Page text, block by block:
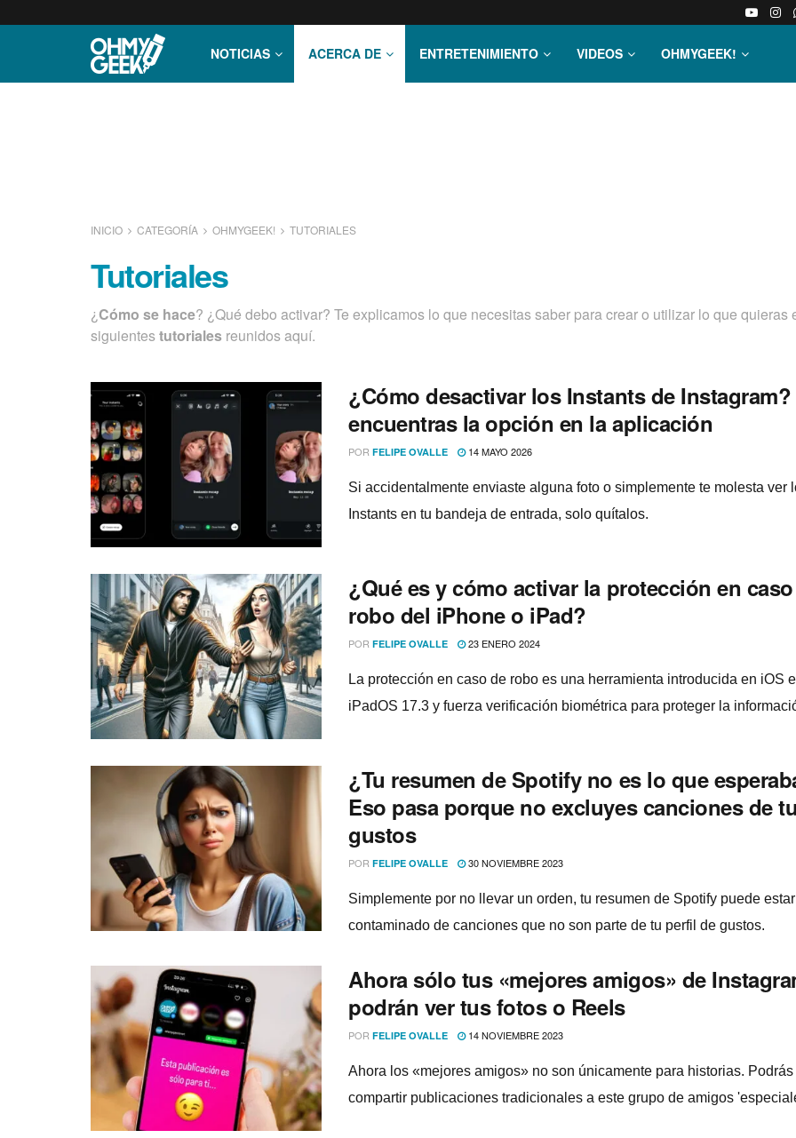
NOTICIAS ACERCA DE ENTRETENIMIENTO VIDEOS OHMYGEEK!
INICIO CATEGORÍA OHMYGEEK! TUTORIALES
Tutoriales
¿Cómo se hace? ¿Qué debo activar? Te explicamos lo que necesitas saber para crear o utilizar lo que quieras
siguientestutoriales reunidos aquí­.
¿Cómo desactivar los Instants de
encuentras la opción en la aplicación
POR FELIPE OVALLE 14 MAYO 2026
Si accidentalmente enviaste alguna foto o simplemente te molesta ver
Instants en tu bandeja de entrada, solo quítalos.
¿Qué es y cómo activar la protección en
robo del iPhone o iPad?
POR FELIPE OVALLE 23 ENERO 2024
La protección en caso de robo es una herramienta introducida en iOS e
iPadOS 17.3 y fuerza verificación biométrica para proteger la
¿Tu resumen de Spotify no es lo que
Eso pasa porque no excluyes canciones de
gustos
POR FELIPE OVALLE 30 NOVIEMBRE 2023
Simplemente por no llevar un orden, tu resumen de Spotify puede estar
contaminado de canciones que no son parte de tu perfil de gustos.
Ahora sólo tus «mejores amigos» de
podrán ver tus fotos o Reels
POR FELIPE OVALLE 14 NOVIEMBRE 2023
Ahora los «mejores amigos» no son únicamente para historias. Podrás
compartir publicaciones tradicionales a este grupo de amigos